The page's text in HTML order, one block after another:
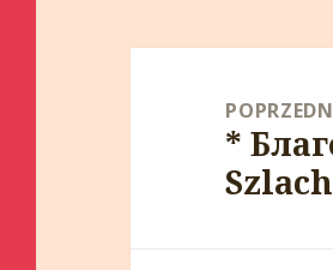
wpis:
*